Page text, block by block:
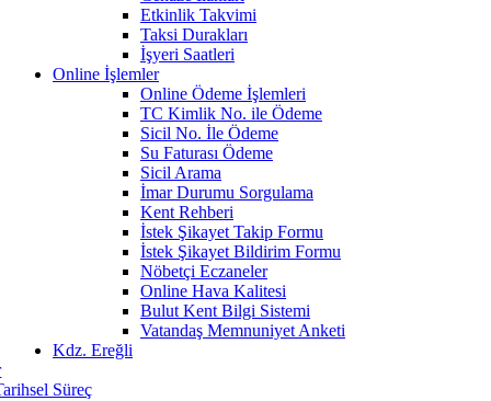
Etkinlik Takvimi
Taksi Durakları
İşyeri Saatleri
Online İşlemler
Online Ödeme İşlemleri
TC Kimlik No. ile Ödeme
Sicil No. İle Ödeme
Su Faturası Ödeme
Sicil Arama
İmar Durumu Sorgulama
Kent Rehberi
İstek Şikayet Takip Formu
İstek Şikayet Bildirim Formu
Nöbetçi Eczaneler
Online Hava Kalitesi
Bulut Kent Bilgi Sistemi
Vatandaş Memnuniyet Anketi
Kdz. Ereğli
Süreç